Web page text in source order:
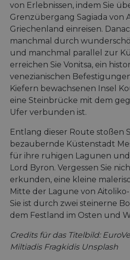
von Erlebnissen, indem Sie
Grenzübergang Sagiada von
Griechenland einreisen.
manchmal durch
und manchmal parallel zur
erreichen Sie Vonitsa, ein
venezianischen
Kiefern bewachsenen Insel
eine Steinbrücke mit dem
Ufer verbunden ist.
Entlang dieser Route stoßen
bezaubernde Küstenstadt
für ihre ruhigen Lagunen
Lord Byron. Vergessen Sie
erkunden, eine kleine
Mitte der Lagune von
Sie ist durch zwei steinerne
dem Festland im Osten und
Credits für das Titelbild:
Miltiadis Fragkidis Unsplash